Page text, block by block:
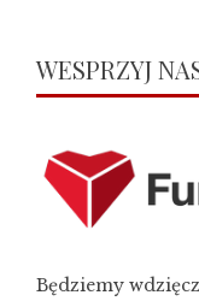
WESPRZYJ
Będziemy